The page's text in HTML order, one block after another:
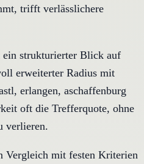
trifft verlässlichere
ein strukturierter Blick auf
erweiterter Radius mit
erlangen, aschaffenburg
oft die Trefferquote, ohne
verlieren.
Vergleich mit festen Kriterien